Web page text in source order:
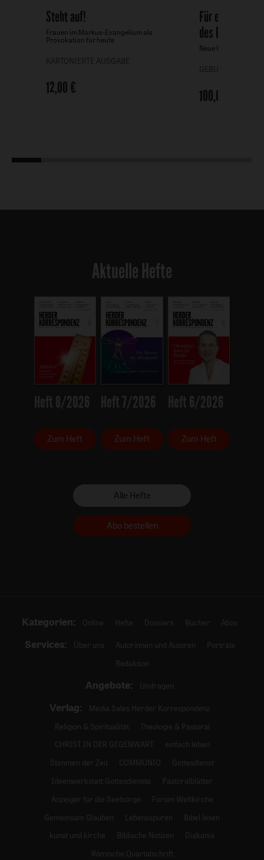
Steht auf!
-Frauen im Markus-Evangelium als
Provokation für heute
12,00 €
Für eine
des
-Neue Perspektiven
100,00 €
Aktuelle Hefte
Heft 8/2026
Zum Heft
Heft 7/2026
Zum Heft
Heft 6/2026
Zum Heft
Alle Hefte
Abo bestellen
Kategorien: Online Hefte Dossiers Bücher Abos
Services: Über uns Autorinnen und Autoren
Porträts
Redaktion
Angebote: Umfragen
Verlag:
Media Sales Herder Korrespondenz
Religion & Spiritualität
Theologie & Pastoral
CHRIST IN DER GEGENWART
einfach leben
Stimmen der Zeit
COMMUNIO
Gottesdienst
Ideenwerkstatt Gottesdienste
Pastoralblätter
Anzeiger für die Seelsorge
Forum Weltkirche
Gemeinsam Glauben
Lebensspuren
Bibel lesen
kunst und kirche
Biblische Notizen
Diakonia
Römische Quartalschrift